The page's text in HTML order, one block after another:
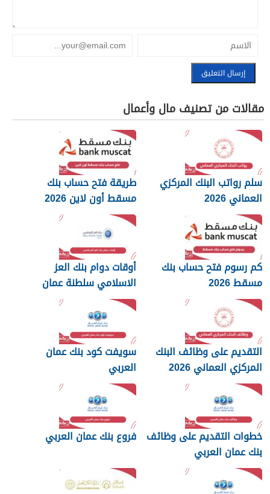
مقالات من تصنيف مال وأعمال
سلم رواتب البنك المركزي
العماني 2026
طريقة فتح حساب بنك
مسقط أون لاين 2026
كم رسوم فتح حساب بنك
مسقط 2026
أوقات دوام بنك العز
الاسلامي سلطنة عمان
2026
التقديم على وظائف البنك
المركزي العماني 2026
سويفت كود بنك عمان
العربي
خطوات التقديم على وظائف
بنك عمان العربي
فروع بنك عمان العربي